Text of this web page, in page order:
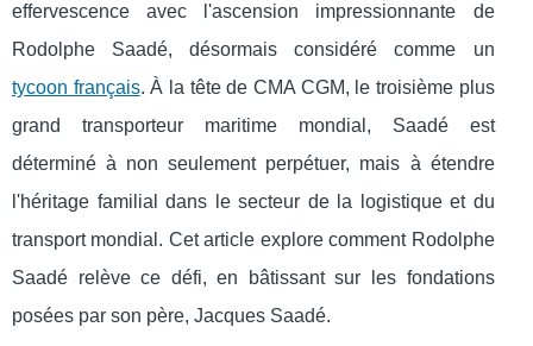
effervescence avec l'ascension impressionnante de
Rodolphe Saadé, désormais considéré comme un
tycoon français. À la tête de CMA CGM, le troisième plus
grand transporteur maritime mondial, Saadé est
déterminé à non seulement perpétuer, mais à étendre
l'héritage familial dans le secteur de la logistique et du
transport mondial. Cet article explore comment Rodolphe
Saadé relève ce défi, en bâtissant sur les fondations
posées par son père, Jacques Saadé.